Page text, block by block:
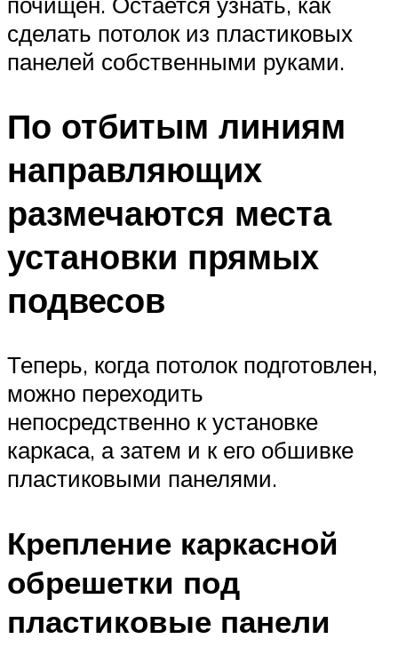
сделать потолок из пластиковых
панелей собственными руками.
По отбитым линиям
направляющих
размечаются места
установки прямых
подвесов
Теперь, когда потолок подготовлен,
можно переходить
непосредственно к установке
каркаса, а затем и к его обшивке
пластиковыми панелями.
Крепление каркасной
обрешетки под
пластиковые панели